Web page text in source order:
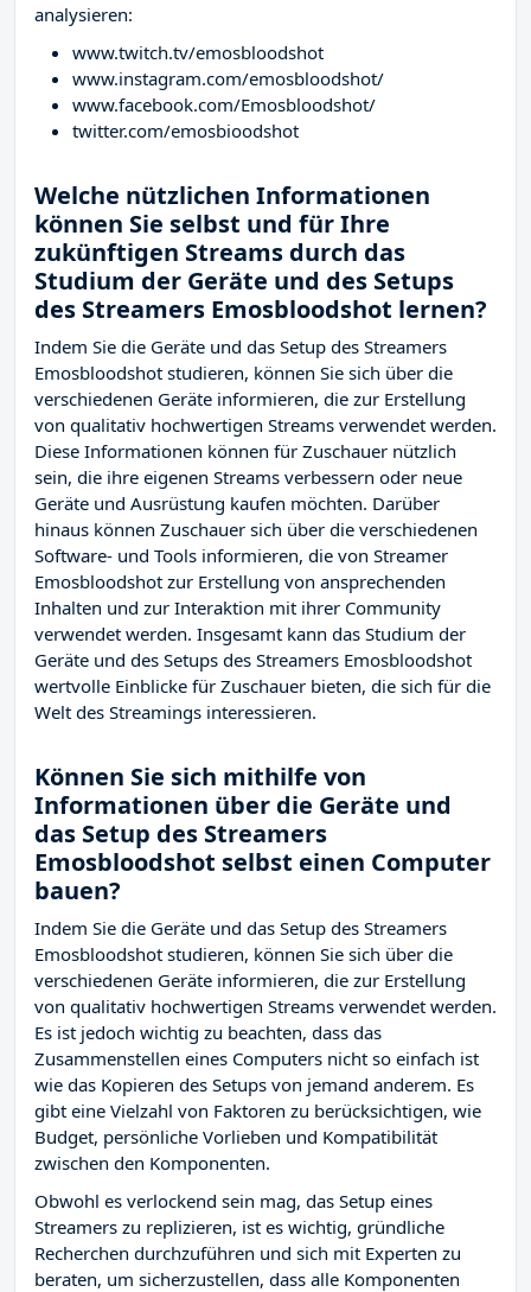
analysieren:
www.twitch.tv/emosbloodshot
www.instagram.com/emosbloodshot/
www.facebook.com/Emosbloodshot/
twitter.com/emosbioodshot
Welche nützlichen Informationen
können Sie selbst und für Ihre
zukünftigen Streams durch das
Studium der Geräte und des Setups
des Streamers Emosbloodshot lernen?
Indem Sie die Geräte und das Setup des Streamers
Emosbloodshot studieren, können Sie sich über die
verschiedenen Geräte informieren, die zur Erstellung
von qualitativ hochwertigen Streams verwendet werden.
Diese Informationen können für Zuschauer nützlich
sein, die ihre eigenen Streams verbessern oder neue
Geräte und Ausrüstung kaufen möchten. Darüber
hinaus können Zuschauer sich über die verschiedenen
Software- und Tools informieren, die von Streamer
Emosbloodshot zur Erstellung von ansprechenden
Inhalten und zur Interaktion mit ihrer Community
verwendet werden. Insgesamt kann das Studium der
Geräte und des Setups des Streamers Emosbloodshot
wertvolle Einblicke für Zuschauer bieten, die sich für die
Welt des Streamings interessieren.
Können Sie sich mithilfe von
Informationen über die Geräte und
das Setup des Streamers
Emosbloodshot selbst einen Computer
bauen?
Indem Sie die Geräte und das Setup des Streamers
Emosbloodshot studieren, können Sie sich über die
verschiedenen Geräte informieren, die zur Erstellung
von qualitativ hochwertigen Streams verwendet werden.
Es ist jedoch wichtig zu beachten, dass das
Zusammenstellen eines Computers nicht so einfach ist
wie das Kopieren des Setups von jemand anderem. Es
gibt eine Vielzahl von Faktoren zu berücksichtigen, wie
Budget, persönliche Vorlieben und Kompatibilität
zwischen den Komponenten.
Obwohl es verlockend sein mag, das Setup eines
Streamers zu replizieren, ist es wichtig, gründliche
Recherchen durchzuführen und sich mit Experten zu
beraten, um sicherzustellen, dass alle Komponenten